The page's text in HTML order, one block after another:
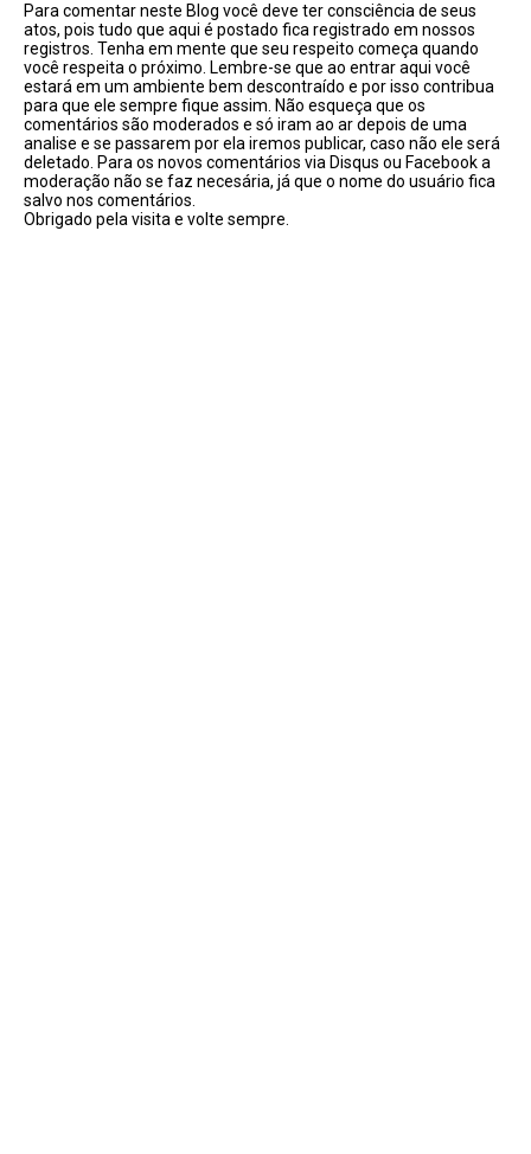
Para comentar neste Blog você deve ter consciência de seus
atos, pois tudo que aqui é postado fica registrado em nossos
registros. Tenha em mente que seu respeito começa quando
você respeita o próximo. Lembre-se que ao entrar aqui você
estará em um ambiente bem descontraído e por isso contribua
para que ele sempre fique assim. Não esqueça que os
comentários são moderados e só iram ao ar depois de uma
analise e se passarem por ela iremos publicar, caso não ele será
deletado. Para os novos comentários via Disqus ou Facebook a
moderação não se faz necesária, já que o nome do usuário fica
salvo nos comentários.
Obrigado pela visita e volte sempre.